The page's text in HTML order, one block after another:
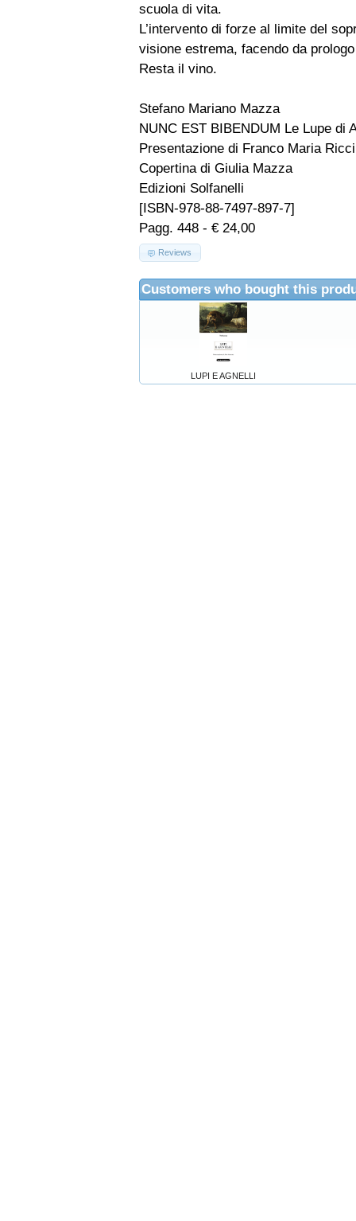
scuola di vita.
L’intervento di forze al limite del
visione estrema, facendo da
Resta il vino.
Stefano Mariano Mazza
NUNC EST BIBENDUM Le Lupe di
Presentazione di Franco Maria Ricci
Copertina di Giulia Mazza
Edizioni Solfanelli
[ISBN-978-88-7497-897-7]
Pagg. 448 - € 24,00
Reviews
Customers who bought this
LUPI E AGNELLI